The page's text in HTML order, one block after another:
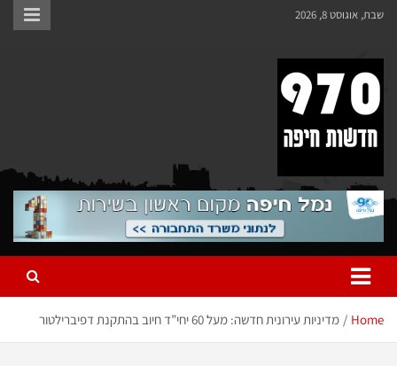
שבת, אוגוסט 8, 2026
970 חדשות חיפה
970 חדשות חיפה
Home מדיניות עירונית חדשה: מעל 60 יחי”ד חיוב בהתקנת דפיברילטור